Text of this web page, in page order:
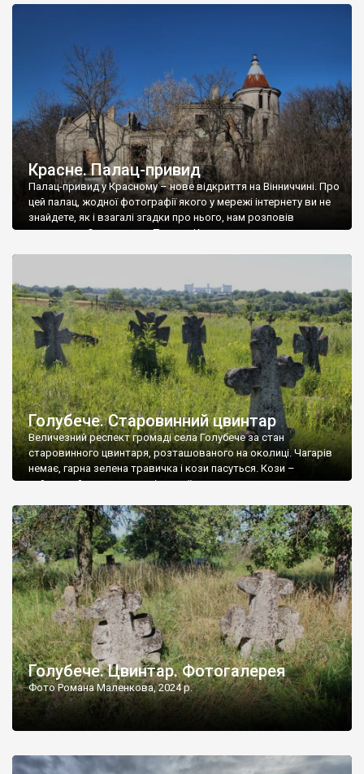
Красне. Палац-привид
Палац-привид у Красному – нове відкриття на Вінниччині. Про
цей палац, жодної фотографії якого у мережі інтернету ви не
знайдете, як і взагалі згадки про нього, нам розповів
мешканець Самгородка. Палац у Красному вразив не лише
Голубече. Старовинний цвинтар
Величезний респект громаді села Голубече за стан
старовинного цвинтаря, розташованого на околиці. Чагарів
немає, гарна зелена травичка і кози пасуться. Кози –
найкращий регулятор шкідливої, для старих кладовищ,
бруньками, кози ті бруньки обгризають, бо то улюблений
делікатес. На цвинтарі у Голубечому ціла колекція
різноманітних форм хрестів. Село відносно невелике, […]
Голубече. Цвинтар. Фотогалерея
Фото Романа Маленкова, 2024 р.